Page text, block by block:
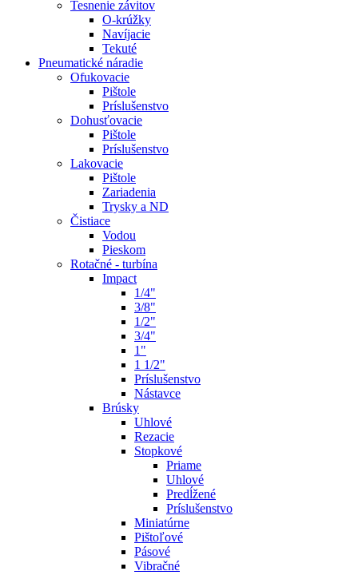
Tesnenie závitov
O-krúžky
Navíjacie
Tekuté
Pneumatické náradie
Ofukovacie
Pištole
Príslušenstvo
Dohusťovacie
Pištole
Príslušenstvo
Lakovacie
Pištole
Zariadenia
Trysky a ND
Čistiace
Vodou
Pieskom
Rotačné - turbína
Impact
1/4"
3/8"
1/2"
3/4"
1"
1 1/2"
Príslušenstvo
Nástavce
Brúsky
Uhlové
Rezacie
Stopkové
Priame
Uhlové
Predĺžené
Príslušenstvo
Miniatúrne
Pištoľové
Pásové
Vibračné